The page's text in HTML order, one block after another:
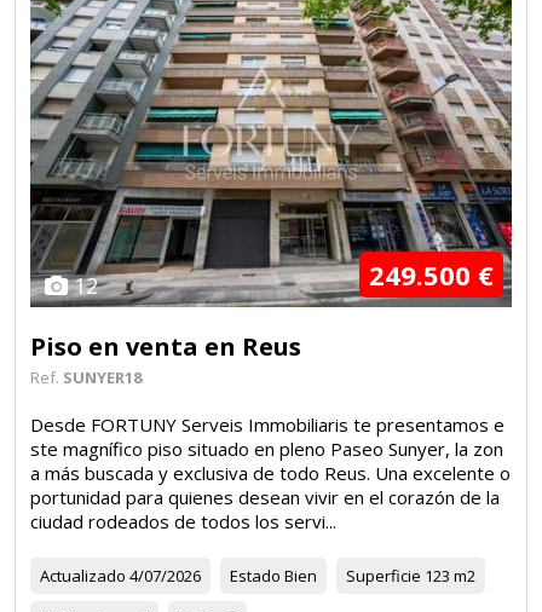
12 249.500 €
Piso en venta en Reus
Ref. SUNYER18
Desde FORTUNY Serveis Immobiliaris te presentamos e
ste magnífico piso situado en pleno Paseo Sunyer, la zon
a más buscada y exclusiva de todo Reus. Una excelente o
portunidad para quienes desean vivir en el corazón de la
ciudad rodeados de todos los servi...
Actualizado 4/07/2026 Estado Bien Superficie 123 m2